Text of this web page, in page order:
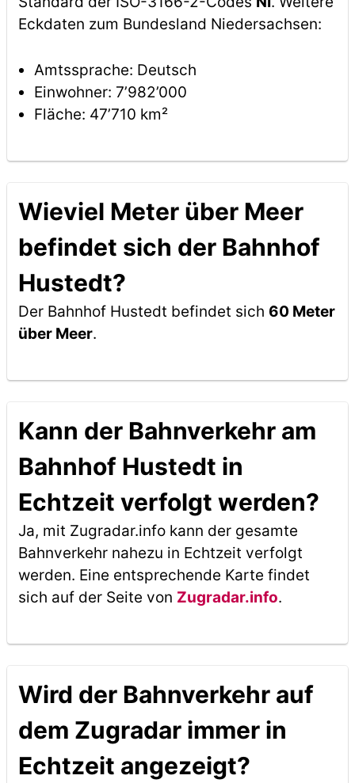
Eckdaten zum Bundesland Niedersachsen:
Amtssprache: Deutsch
Einwohner: 7’982’000
Fläche: 47’710 km²
Wieviel Meter über Meer
befindet sich der Bahnhof
Hustedt?
Der Bahnhof Hustedt befindet sich 60 Meter
über Meer.
Kann der Bahnverkehr am
Bahnhof Hustedt in
Echtzeit verfolgt werden?
Ja, mit Zugradar.info kann der gesamte
Bahnverkehr nahezu in Echtzeit verfolgt
werden. Eine entsprechende Karte findet
sich auf der Seite von Zugradar.info.
Wird der Bahnverkehr auf
dem Zugradar immer in
Echtzeit angezeigt?